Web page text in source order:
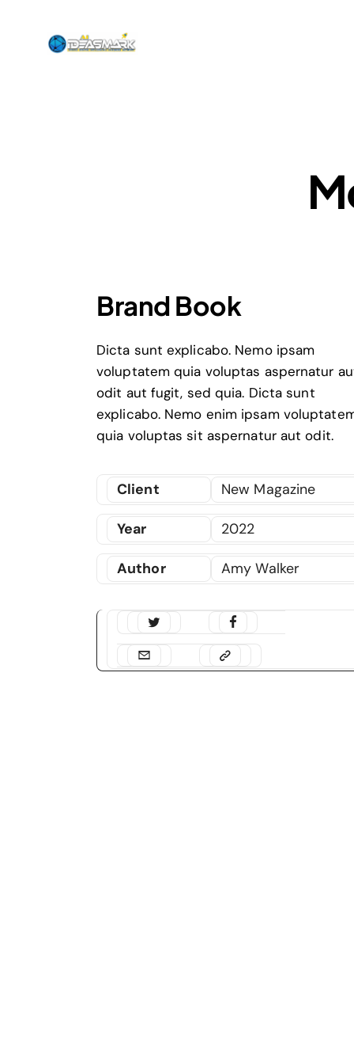
Brand Book
Dicta sunt explicabo. Nemo ipsam
voluptatem quia voluptas aspernatur
odit aut fugit, sed quia. Dicta sunt
explicabo. Nemo enim ipsam
quia voluptas sit aspernatur aut odit.
Client New Magazine
Year 2022
Author Amy Walker